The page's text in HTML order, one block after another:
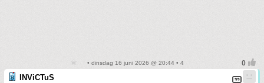
• dinsdag 16 juni 2026 @ 20:44 • 4
INViCTuS